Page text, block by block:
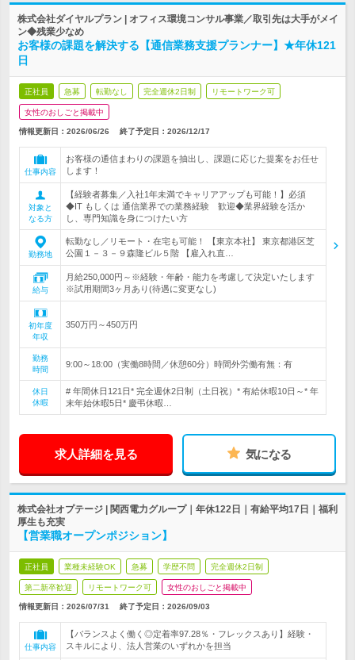
株式会社ダイヤルプラン | オフィス環境コンサル事業／取引先は大手がメイ
ン◆残業少なめ
お客様の課題を解決する【通信業務支援プランナー】★年休121
日
正社員 急募 転勤なし 完全週休2日制 リモートワーク可
女性のおしごと掲載中
情報更新日：2026/06/26 終了予定日： 2026/12/17
仕事内容
お客様の通信まわりの課題を抽出し、課題に応じた提案をお任せ
します！
対象と
なる方
【経験者募集／入社1年未満でキャリアアップも可能！】必須
◆IT もしくは 通信業界での業務経験 歓迎◆業界経験を活か
し、専門知識を身につけたい方
勤務地
転勤なし／リモート・在宅も可能！ 【東京本社】 東京都港区芝
公園１－３－９森隆ビル５階 【雇入れ直…
給与
月給250,000円～※経験・年齢・能力を考慮して決定いたします
※試用期間3ヶ月あり(待遇に変更なし)
初年度
年収
350万円～450万円
勤務
時間
9:00～18:00（実働8時間／休憩60分）時間外労働有無：有
休日
休暇
# 年間休日121日* 完全週休2日制（土日祝）* 有給休暇10日～* 年
末年始休暇5日* 慶弔休暇…
求人詳細を見る 気になる
株式会社オプテージ | 関西電力グループ｜年休122日｜有給平均17日｜福利
厚生も充実
【営業職オープンポジション】
正社員 業種未経験OK 急募 学歴不問 完全週休2日制
第二新卒歓迎 リモートワーク可 女性のおしごと掲載中
情報更新日：2026/07/31 終了予定日： 2026/09/03
仕事内容
【バランスよく働く◎定着率97.28％・フレックスあり】経験・
スキルにより、法人営業のいずれかを担当